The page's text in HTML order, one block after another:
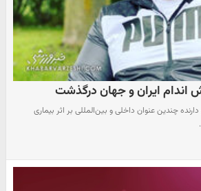
اندام ایران و جهان درگذشت
چندین عنوان داخلی و بین‌المللی بر اثر بیماری